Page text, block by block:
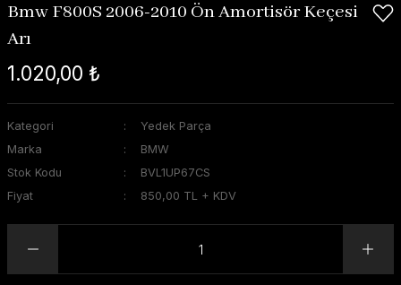
Bmw F800S 2006-2010 Ön Amortisör Keçesi
Arı
1.020,00 ₺
Kategori
Yedek Parça
Marka
BMW
Stok Kodu
BVL1UP67CS
Fiyat
850,00 TL + KDV